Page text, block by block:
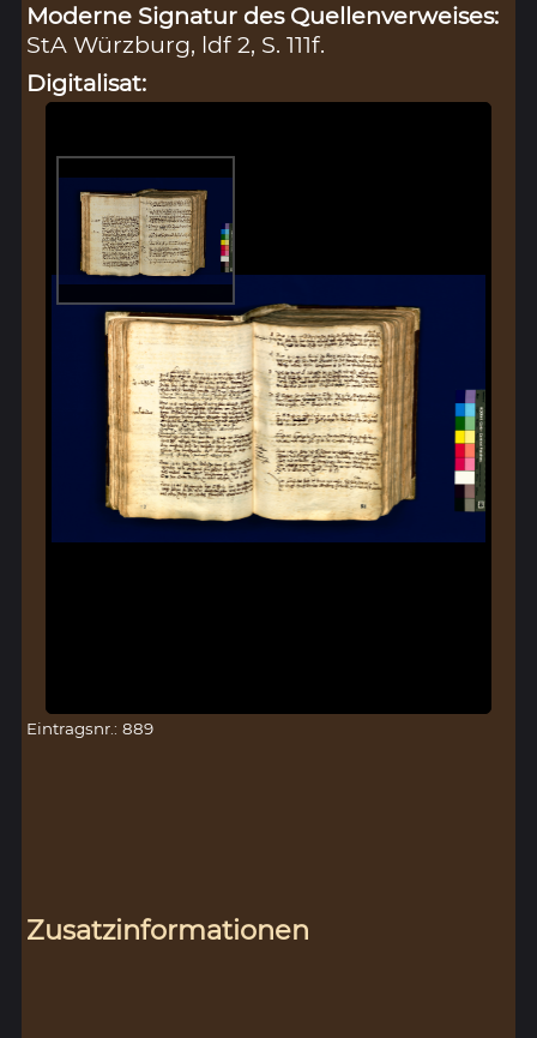
Moderne Signatur des Quellenverweises:
StA Würzburg, ldf 2, S. 111f.
Digitalisat:
Eintragsnr.: 889
Zusatzinformationen